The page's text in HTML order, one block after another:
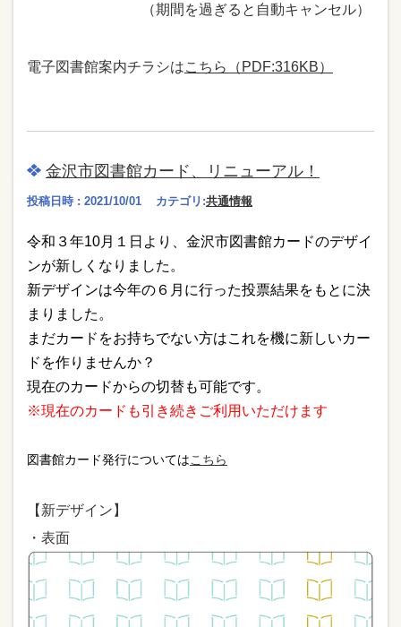
（期間を過ぎると自動キャンセル）
電子図書館案内チラシはこちら（PDF:316KB）
金沢市図書館カード、リニューアル！
投稿日時 : 2021/10/01 カテゴリ:共通情報
令和３年10月１日より、金沢市図書館カードのデザイ
ンが新しくなりました。
新デザインは今年の６月に行った投票結果をもとに決
まりました。
まだカードをお持ちでない方はこれを機に新しいカー
ドを作りませんか？
現在のカードからの切替も可能です。
※現在のカードも引き続きご利用いただけます
図書館カード発行についてはこちら
【新デザイン】
・表面